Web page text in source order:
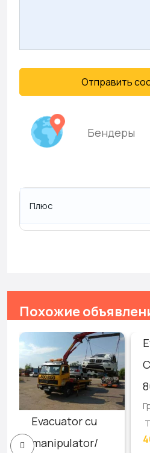
Отправить
Бендеры
Плюс
Похожие
Evacuator cu
manipulator/